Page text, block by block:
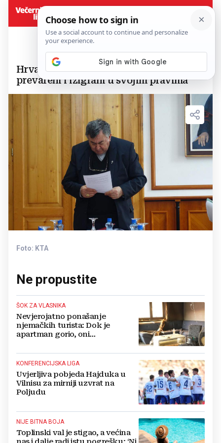
Hrvati u BiH još se doživljavaju
prevareni i izigrani u svojim pravima
Foto: KTA
Ne propustite
ŠOK ZA VLASNIKA
Nevjerojatno ponašanje
njemačkih turista: Dok je
apartman gorio, oni
KONFERENCIJSKA LIGA
Uvjerljiva pobjeda Hajduka u
Vilnisu za mirniji uzvrat na
Poljudu
NIJE BITNA BOJA
Toplinski val je stigao, a većina